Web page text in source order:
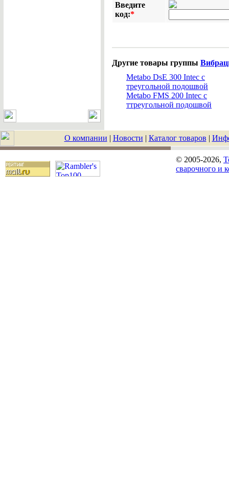
Введите
код:*
Другие товары группы
Metabo DsE 300 Intec с
треугольной подошвой
Metabo FMS 200 Intec с
ттреугольной подошвой
О компании | Новости | Каталог товаров |
© 2005-2026,
сварочного и